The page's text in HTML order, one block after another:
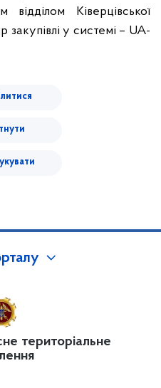
відділом Ківерцівської
закупівлі у системі – UA-
територіальне